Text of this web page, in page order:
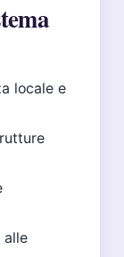
locale e
alle